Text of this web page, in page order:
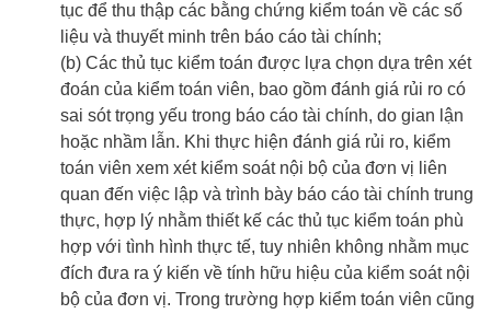
tục để thu thập các bằng chứng kiểm toán về các số
liệu và thuyết minh trên báo cáo tài chính;
(b) Các thủ tục kiểm toán được lựa chọn dựa trên xét
đoán của kiểm toán viên, bao gồm đánh giá rủi ro có
sai sót trọng yếu trong báo cáo tài chính, do gian lận
hoặc nhầm lẫn. Khi thực hiện đánh giá rủi ro, kiểm
toán viên xem xét kiểm soát nội bộ của đơn vị liên
quan đến việc lập và trình bày báo cáo tài chính trung
thực, hợp lý nhằm thiết kế các thủ tục kiểm toán phù
hợp với tình hình thực tế, tuy nhiên không nhằm mục
đích đưa ra ý kiến về tính hữu hiệu của kiểm soát nội
bộ của đơn vị. Trong trường hợp kiểm toán viên cũng